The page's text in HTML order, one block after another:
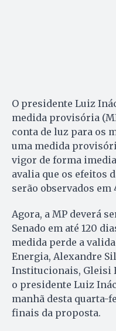
O presidente Luiz
medida provisória
conta de luz para os
uma medida
vigor de forma
avalia que os efeitos
serão observados em
Agora, a MP deverá
Senado em até 120
medida perde a
Energia, Alexandre
Institucionais, Gleisi
o presidente Luiz
manhã desta quarta-
finais da proposta.